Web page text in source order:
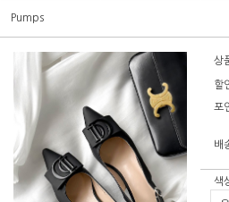
Pumps
상
할
포
배
색